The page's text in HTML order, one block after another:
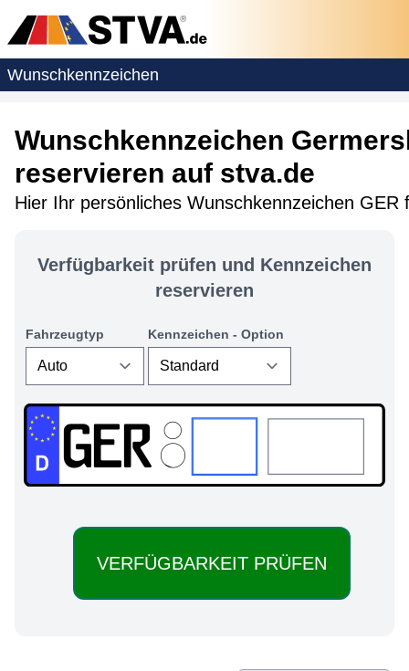
Wunschkennzeichen
Wunschkennzeichen
reservieren auf stva.de
Hier Ihr persönliches Wunschkennzeichen GER
Verfügbarkeit prüfen und Kennzeichen
reservieren
Fahrzeugtyp Kennzeichen - Option
GER: